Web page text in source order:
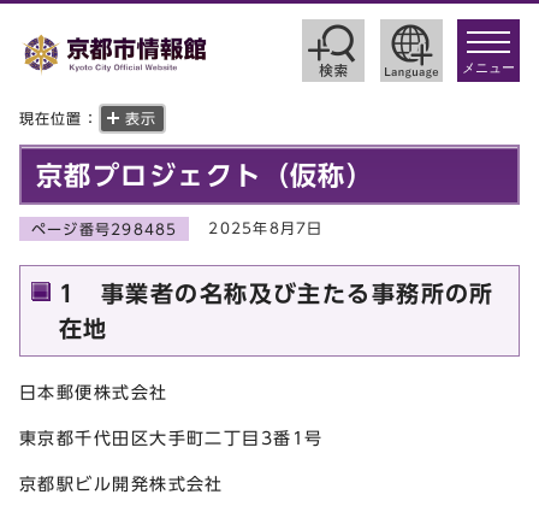
toggle
メニュー
現在位置： 表示
京都プロジェクト（仮称）
ページ番号298485 2025年8月7日
1 事業者の名称及び主たる事務所の所
在地
日本郵便株式会社
東京都千代田区大手町二丁目3番1号
京都駅ビル開発株式会社